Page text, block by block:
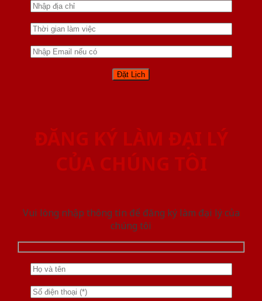
ĐĂNG KÝ LÀM ĐẠI LÝ
CỦA CHÚNG TÔI
Vui lòng nhập thông tin để đăng ký làm đại lý của
chúng tôi